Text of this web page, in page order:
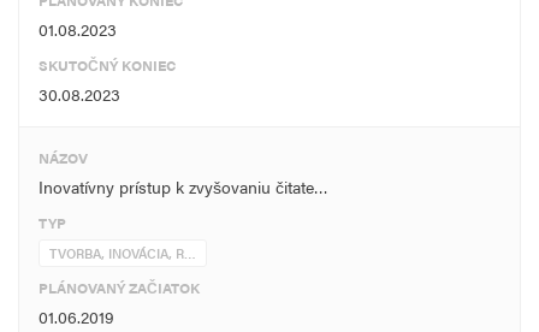
01.08.2023
SKUTOČNÝ KONIEC
30.08.2023
NÁZOV
Inovatívny prístup k zvyšovaniu čitate…
TYP
TVORBA, INOVÁCIA, R…
PLÁNOVANÝ ZAČIATOK
01.06.2019